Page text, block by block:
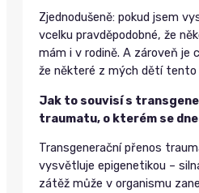
Zjednodušeně: pokud jsem
vcelku pravděpodobné, že
mám i v rodině. A zároveň je
že některé z mých dětí tento
Jak to souvisí s
traumatu, o kterém se
Transgenerační přenos
vysvětluje epigenetikou –
zátěž může v organismu